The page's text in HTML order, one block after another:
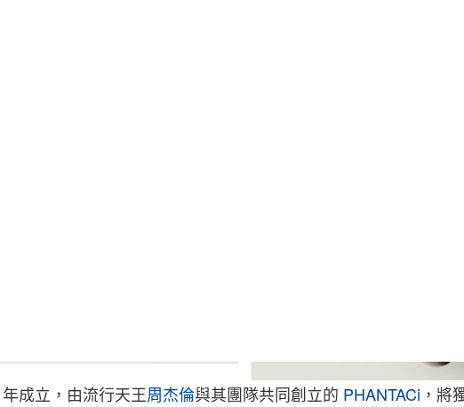
成立，由流行天王周杰倫與其團隊共同創立的 PHANTACi ，將